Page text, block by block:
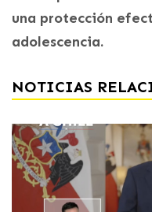
una protección
adolescencia.
NOTICIAS